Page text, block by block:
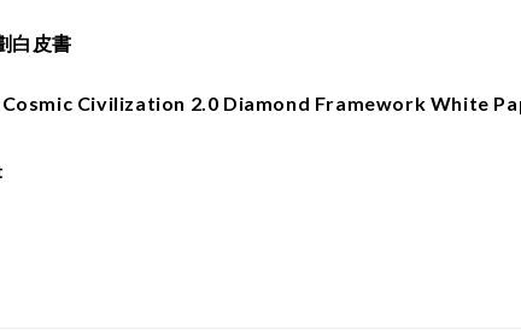
白皮書
Cosmic Civilization 2.0 Diamond Framework White